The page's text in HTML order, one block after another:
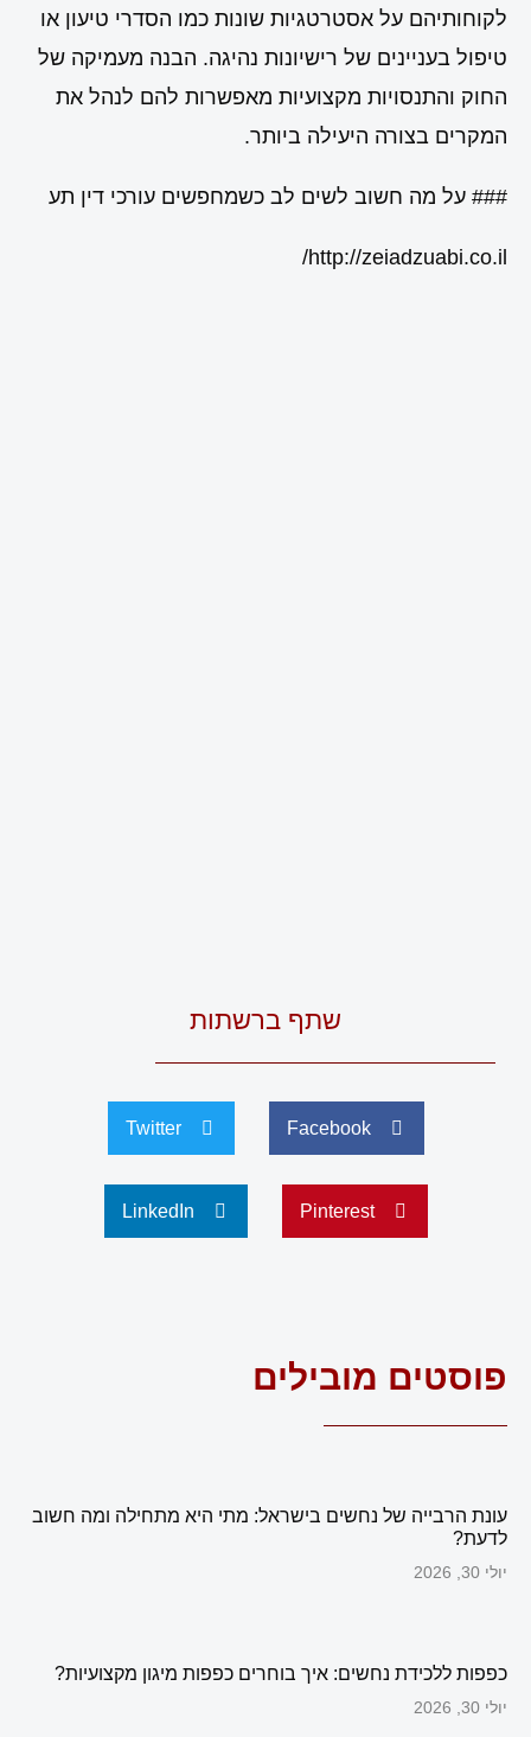
לקוחותיהם על אסטרטגיות שונות כמו הסדרי טיעון או
טיפול בעניינים של רישיונות נהיגה. הבנה מעמיקה של
החוק והתנסויות מקצועיות מאפשרות להם לנהל את
המקרים בצורה היעילה ביותר.
### על מה חשוב לשים לב כשמחפשים עורכי דין תע
http://zeiadzuabi.co.il/
שתף ברשתות
Facebook
Twitter
Pinterest
LinkedIn
פוסטים מובילים
עונת הרבייה של נחשים בישראל: מתי היא מתחילה ומה חשוב
לדעת?
יולי 30, 2026
כפפות ללכידת נחשים: איך בוחרים כפפות מיגון מקצועיות?
יולי 30, 2026